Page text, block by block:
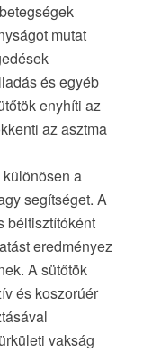
mutat
és egyéb
enyhíti az
az asztma
a
segítséget. A
béltisztítóként
eredményez
A sütőtök
és koszorúér
vakság